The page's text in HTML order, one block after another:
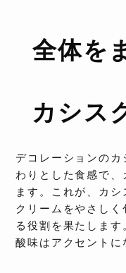
全体を
カシス
デコレーションのカ
わりとした食感で、
ます。これが、カ
クリームをやさしく
る役割を果たしま
酸味はアクセントに